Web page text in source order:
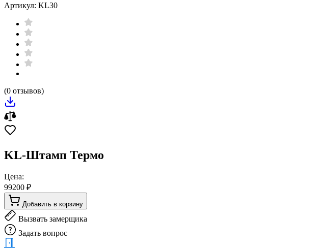
Артикул: KL30
(0 отзывов)
KL-Штамп Термо
Цена:
99200 ₽
Добавить в корзину
Вызвать замерщика
Задать вопрос